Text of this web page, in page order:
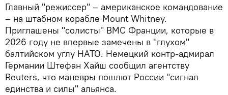
Главный "режиссер" – американское командование
– на штабном корабле Mount Whitney.
Приглашены "солисты" ВМС Франции, которые в
2026 году не впервые замечены в "глухом"
балтийском углу НАТО. Немецкий контр-адмирал
Германии Штефан Хайш сообщил агентству
Reuters, что маневры пошлют России "сигнал
единства и силы" альянса.